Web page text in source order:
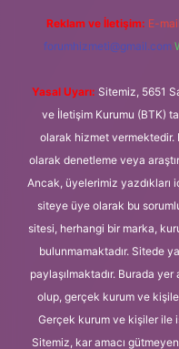
Reklam ve İletişim: E-
forumhizmeti@gmail.com
Yasal Uyarı: Sitemiz, 5651
ve İletişim Kurumu (BTK)
olarak hizmet
olarak denetleme veya
Ancak, üyelerimiz yazdıkları
siteye üye olarak bu
sitesi, herhangi bir marka,
bulunmamaktadır. Sitede
paylaşılmaktadır. Burada
olup, gerçek kurum ve
Gerçek kurum ve kişiler ile
Sitemiz, kar amacı